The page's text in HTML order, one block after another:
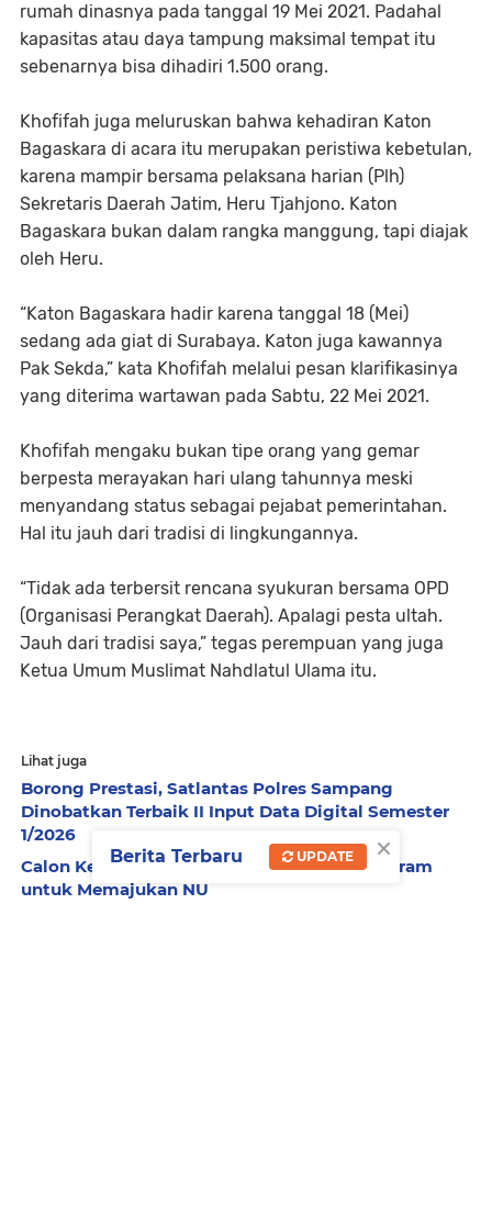
rumah dinasnya pada tanggal 19 Mei 2021. Padahal
kapasitas atau daya tampung maksimal tempat itu
sebenarnya bisa dihadiri 1.500 orang.
Khofifah juga meluruskan bahwa kehadiran Katon
Bagaskara di acara itu merupakan peristiwa kebetulan,
karena mampir bersama pelaksana harian (Plh)
Sekretaris Daerah Jatim, Heru Tjahjono. Katon
Bagaskara bukan dalam rangka manggung, tapi diajak
oleh Heru.
“Katon Bagaskara hadir karena tanggal 18 (Mei)
sedang ada giat di Surabaya. Katon juga kawannya
Pak Sekda,” kata Khofifah melalui pesan klarifikasinya
yang diterima wartawan pada Sabtu, 22 Mei 2021.
Khofifah mengaku bukan tipe orang yang gemar
berpesta merayakan hari ulang tahunnya meski
menyandang status sebagai pejabat pemerintahan.
Hal itu jauh dari tradisi di lingkungannya.
“Tidak ada terbersit rencana syukuran bersama OPD
(Organisasi Perangkat Daerah). Apalagi pesta ultah.
Jauh dari tradisi saya,” tegas perempuan yang juga
Ketua Umum Muslimat Nahdlatul Ulama itu.
Lihat juga
Borong Prestasi, Satlantas Polres Sampang
Dinobatkan Terbaik II Input Data Digital Semester
1/2026
Calon Ketum PBNU, Gus Kikin Siapkan Program
untuk Memajukan NU
×
Berita Terbaru UPDATE